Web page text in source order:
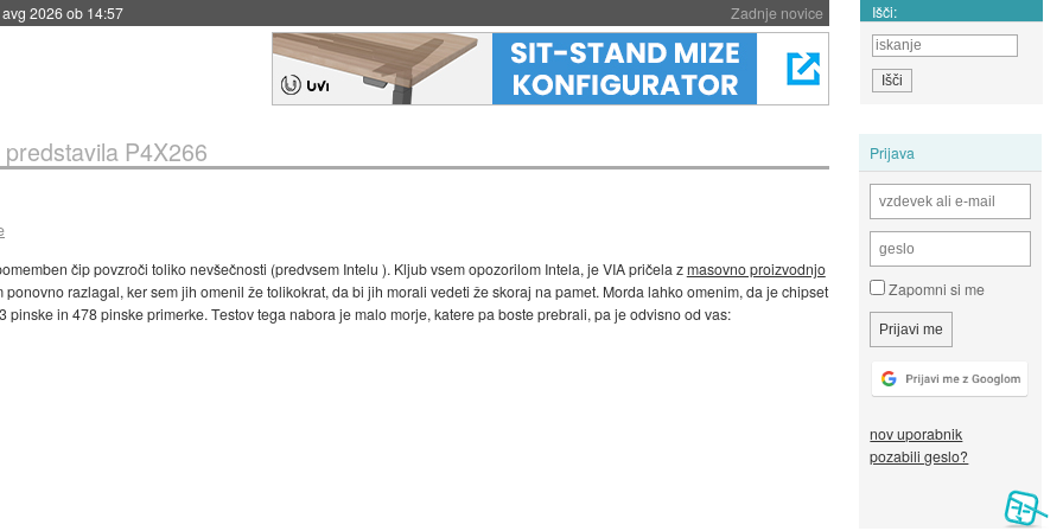
Zadnje novice
2026 ob 14:57 Išči:
Prijava
Zapomni si me
nov uporabnik
pozabili geslo?
P4X266
čip povzroči toliko nevšečnosti (predvsem Intelu ). Kljub vsem opozorilom Intela, je VIA pričela zmasovno proizvodnjo
razlagal, ker sem jih omenil že tolikokrat, da bi jih morali vedeti že skoraj na pamet. Morda lahko omenim, da je chipset
in 478 pinske primerke. Testov tega nabora je malo morje, katere pa boste prebrali, pa je odvisno od vas: